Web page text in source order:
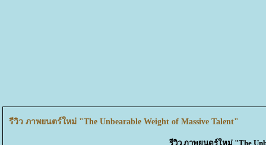
รีวิว ภาพยนตร์ใหม่ "The Unbearable Weight of Massive Talent"
รีวิว ภาพยนตร์ใหม่ "The